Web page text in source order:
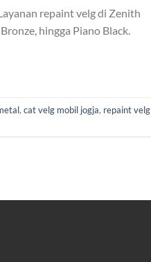
repaint velg di Zenith
hingga Piano Black.
, cat velg mobil jogja, repaint velg